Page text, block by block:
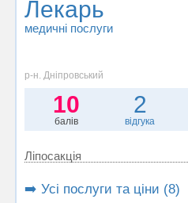
Лекарь
медичні послуги
р-н. Дніпровський
10
балів
2
відгука
Ліпосакція
➡️ Усі послуги та ціни (8)